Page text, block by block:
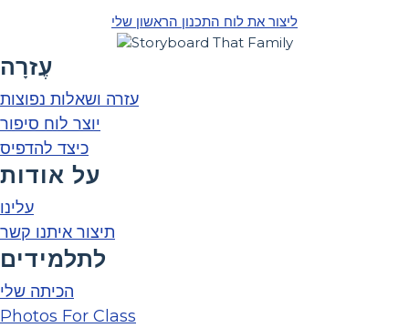
ליצור את לוח התכנון הראשון שלי
עֶזרָה
עזרה ושאלות נפוצות
יוצר לוח סיפור
כיצד להדפיס
על אודות
עלינו
תיצור איתנו קשר
לתלמידים
הכיתה שלי
Photos For Class